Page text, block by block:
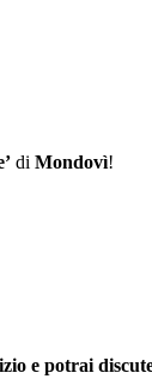
di Mondovì!
e potrai